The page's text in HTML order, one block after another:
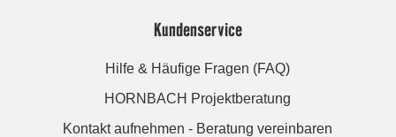
Kundenservice
Hilfe & Häufige Fragen (FAQ)
HORNBACH Projektberatung
Kontakt aufnehmen - Beratung vereinbaren